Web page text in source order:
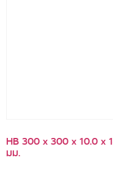
HB 300 x 300 x 10.0 x
มม.